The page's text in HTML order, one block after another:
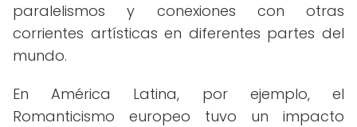
paralelismos y conexiones con otras
corrientes artísticas en diferentes partes del
mundo.
En América Latina, por ejemplo, el
Romanticismo europeo tuvo un impacto